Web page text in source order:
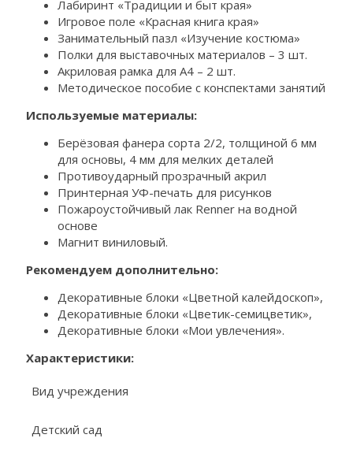
Лабиринт «Традиции и быт края»
Игровое поле «Красная книга края»
Занимательный пазл «Изучение костюма»
Полки для выставочных материалов – 3 шт.
Акриловая рамка для А4 – 2 шт.
Методическое пособие с конспектами занятий
Используемые материалы:
Берёзовая фанера сорта 2/2, толщиной 6 мм
для основы, 4 мм для мелких деталей
Противоударный прозрачный акрил
Принтерная УФ-печать для рисунков
Пожароустойчивый лак Renner на водной
основе
Магнит виниловый.
Рекомендуем дополнительно:
Декоративные блоки «Цветной калейдоскоп»,
Декоративные блоки «Цветик-семицветик»,
Декоративные блоки «Мои увлечения».
Характеристики:
Вид учреждения
Детский сад